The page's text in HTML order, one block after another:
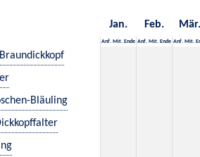
Jan. Feb. Mär.
Anf. Mit. Ende Anf. Mit. Ende Anf. Mit.
Bläuling